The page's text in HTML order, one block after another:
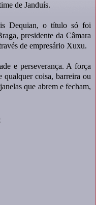
de Janduís.
Dequian, o título só foi
presidente da Câmara
de empresário Xuxu.
e perseverança. A força
qualquer coisa, barreira ou
que abrem e fecham,